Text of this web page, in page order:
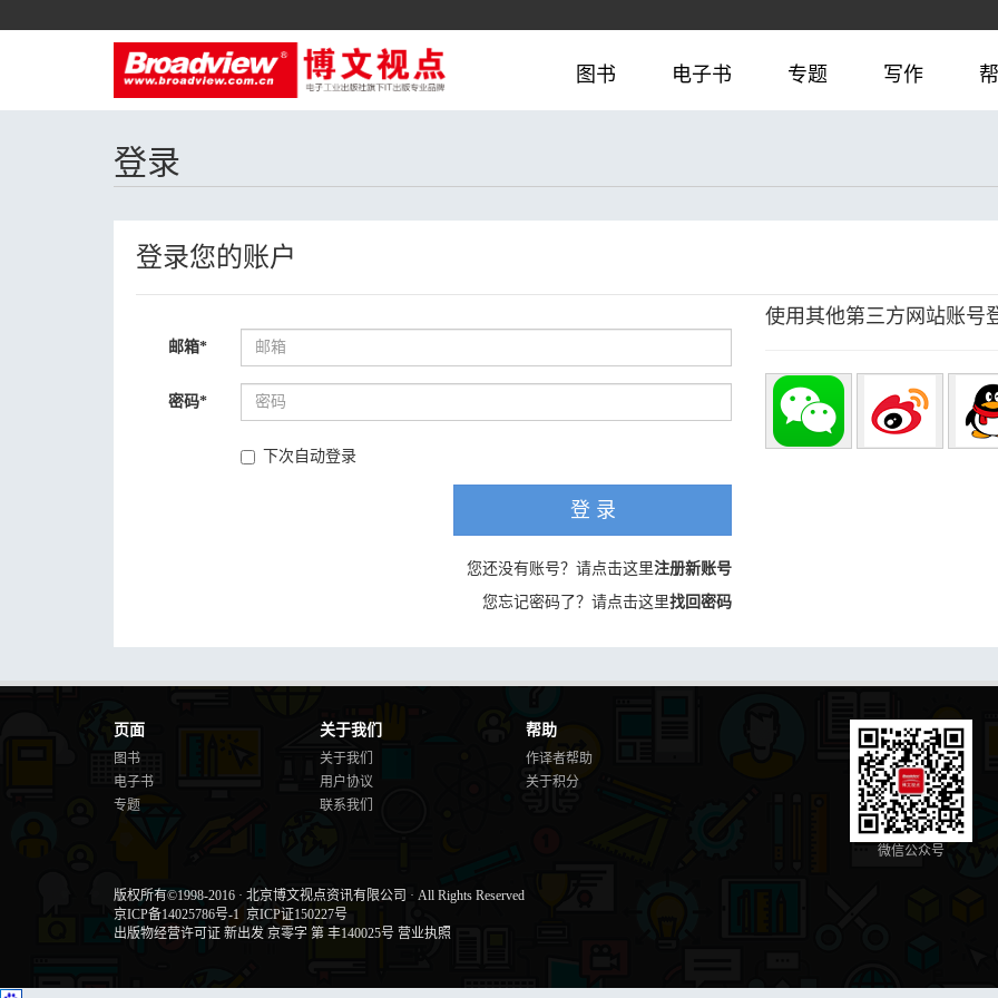
图书 电子书 专题 写作
登录
登录您的账户
邮箱*
密码*
下次自动登录
登 录
您还没有账号？请点击这里注册新账号
您忘记密码了？请点击这里找回密码
使用其他第三方网站账号
页面
图书
电子书
专题
关于我们
关于我们
用户协议
联系我们
帮助
作译者帮助
关于积分
微信公众号
版权所有©1998-2016 · 北京博文视点资讯有限公司 · All Rights Reserved
京ICP备14025786号-1 京ICP证150227号
出版物经营许可证 新出发 京零字 第 丰140025号 营业执照